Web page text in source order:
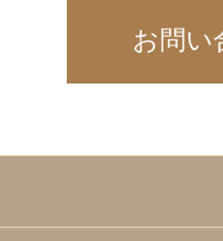
お問い